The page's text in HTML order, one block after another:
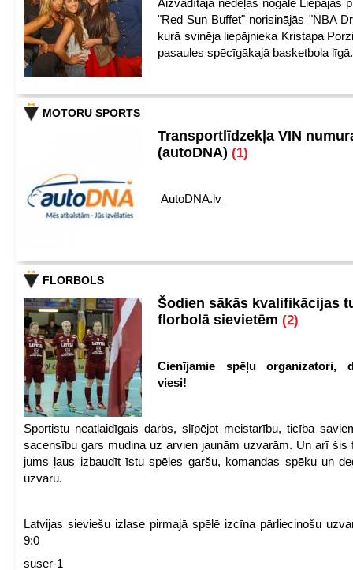
Aizvadītajā nedēļas nogalē Liepājas
"Red Sun Buffet" norisinājās "NBA
kurā svinēja liepājnieka Kristapa
pasaules spēcīgākajā basketbola līgā.
MOTORU SPORTS
Transportlīdzekļa VIN
(autoDNA) (1)
AutoDNA.lv
FLORBOLS
Šodien sākās kvalifikācijas
florbolā sievietēm (2)
Cienījamie spēļu organizatori,
viesi!
Sportistu neatlaidīgais darbs, slīpējot meistarību, ticība
sacensību gars mudina uz arvien jaunām uzvarām. Un arī šis
jums ļaus izbaudīt īstu spēles garšu, komandas spēku un
uzvaru.
Latvijas sieviešu izlase pirmajā spēlē izcīna pārliecinošu
9:0
suser-1